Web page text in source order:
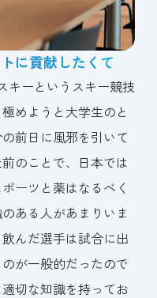
に貢献したくて
キーというスキー競技
めようと大学生のと
前日に風邪を引いて
のことで、日本では
ーツと薬はなるべく
ある人があまりいま
んだ選手は試合に出
が一般的だったので
切な知識を持ってお